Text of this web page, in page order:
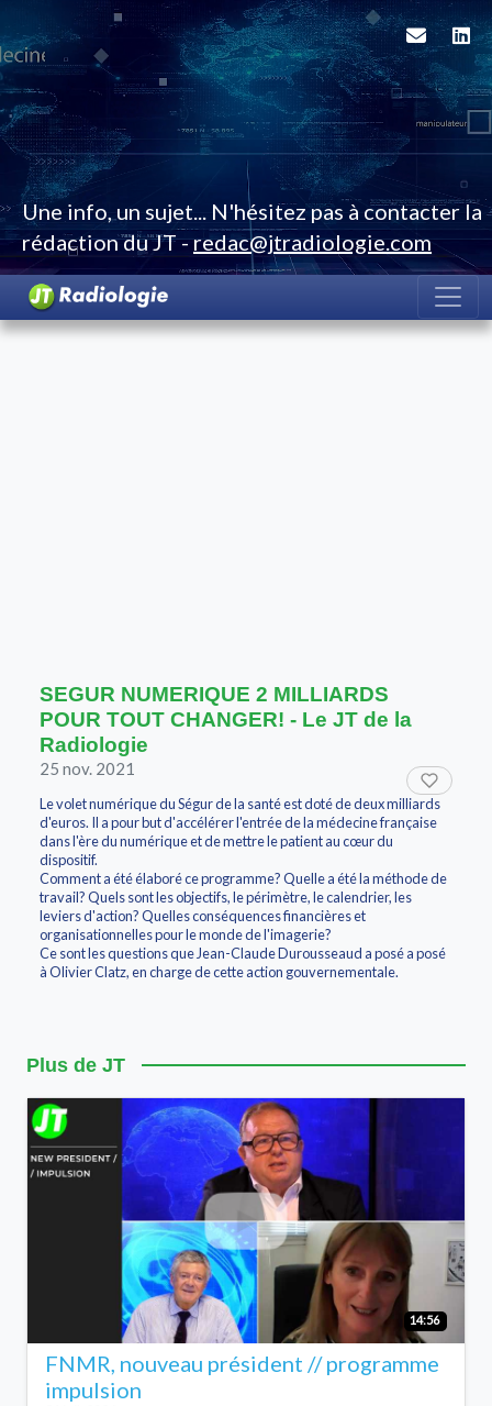
Une info, un sujet... N'hésitez pas à contacter la
rédaction du JT -redac@jtradiologie.com
SEGUR NUMERIQUE 2 MILLIARDS
POUR TOUT CHANGER! - Le JT de la
Radiologie
25 nov. 2021
Le volet numérique du Ségur de la santé est doté de deux milliards
d'euros. Il a pour but d'accélérer l'entrée de la médecine française
dans l'ère du numérique et de mettre le patient au cœur du
dispositif.
Comment a été élaboré ce programme? Quelle a été la méthode de
travail? Quels sont les objectifs, le périmètre, le calendrier, les
leviers d'action? Quelles conséquences financières et
organisationnelles pour le monde de l'imagerie?
Ce sont les questions que Jean-Claude Durousseaud a posé a posé
à Olivier Clatz, en charge de cette action gouvernementale.
Plus de JT
14:56
FNMR, nouveau président // programme
impulsion